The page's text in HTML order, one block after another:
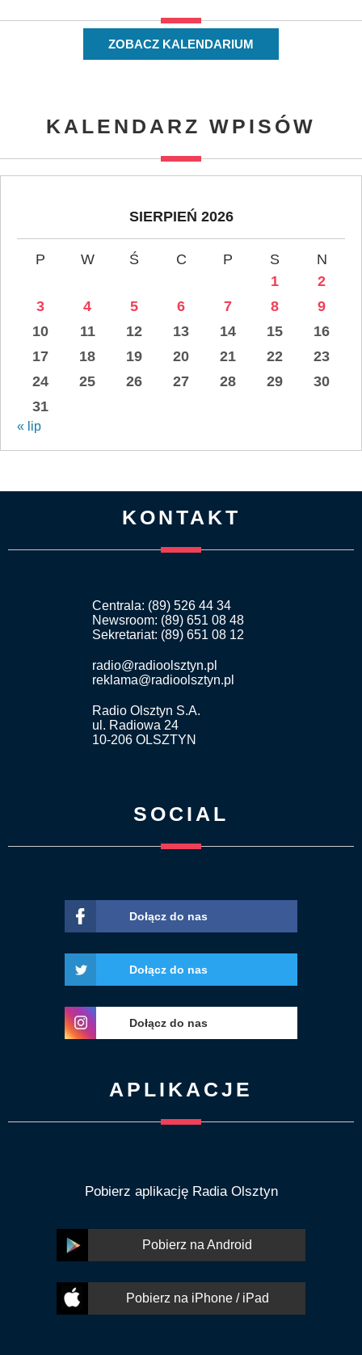
ZOBACZ KALENDARIUM
KALENDARZ WPISÓW
SIERPIEŃ 2026
P W Ś C P S
N
1
2
3
4 5 6 7 8
9
10
11 12 13 14 15
16
17
18 19 20 21 22
23
24
25 26 27 28 29
30
31
« lip
KONTAKT
Centrala: (89) 526 44 34
Newsroom: (89) 651 08 48
Sekretariat: (89) 651 08 12
radio@radioolsztyn.pl
reklama@radioolsztyn.pl
Radio Olsztyn S.A.
ul. Radiowa 24
10-206 OLSZTYN
SOCIAL
Dołącz do nas
Dołącz do nas
Dołącz do nas
APLIKACJE
Pobierz aplikację Radia Olsztyn
Pobierz na Android
Pobierz na iPhone / iPad